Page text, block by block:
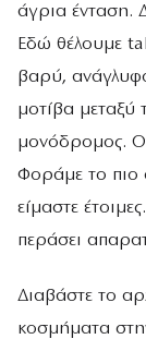
άγρια ένταση.
Εδώ θέλουμε
βαρύ,
μοτίβα μεταξύ
μονόδρομος.
Φοράμε το πιο
είμαστε
περάσει
Διαβάστε το
κοσμήματα